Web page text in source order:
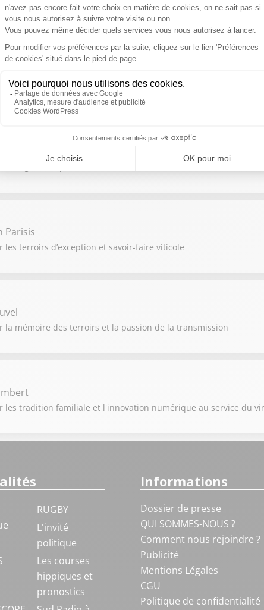
des terroirs et des traditions viticoles
et les nouveaux horizons
vignerons passionnés
Parisis
terroirs d’exception et savoir-faire viticole
la mémoire des terroirs et la passion de la transmission
les tradition familiale et l'innovation numérique au service du
RUGBY
L'invité
politique
Les courses
hippiques et
pronostics
Informations
Dossier de presse
QUI SOMMES-NOUS ?
Comment nous rejoindre ?
Publicité
Mentions Légales
CGU
Politique de confidentialité